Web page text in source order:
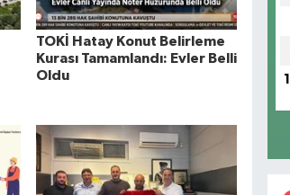
TOKİ Hatay Konut Belirleme
Kurası Tamamlandı: Evler Belli
Oldu